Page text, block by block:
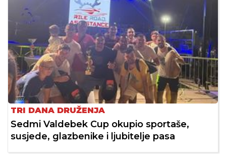
TRI DANA DRUŽENJA
Sedmi Valdebek Cup okupio sportaše,
susjede, glazbenike i ljubitelje pasa